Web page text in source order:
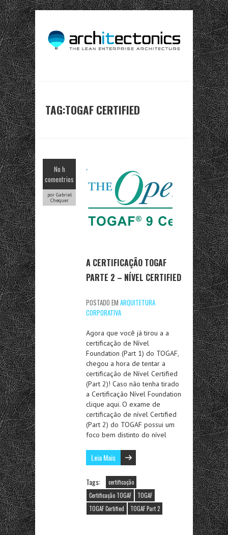
TAG:TOGAF CERTIFIED
No h
comentrios
por Gabriel
Chequer
A CERTIFICAÇÃO TOGAF
PARTE 2 – NÍVEL CERTIFIED
POSTADO EM ARQUITETURA
CORPORATIVA
Agora que você já tirou a a
certificação de Nível
Foundation (Part 1) do TOGAF,
chegou a hora de tentar a
certificação de Nível Certified
(Part 2)! Caso não tenha tirado
a Certificação Nível Foundation
clique aqui. O exame de
certificação de nível Certified
(Part 2) do TOGAF possui um
foco bem distinto do nível
Leia Mais
Tags:
certificação
Certificação TOGAF
TOGAF
TOGAF Certified
TOGAF Part 2